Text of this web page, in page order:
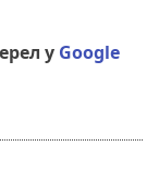
у Google